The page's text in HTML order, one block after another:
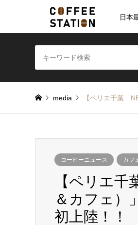
日本
media 【ペリエ千葉
コーヒーニュース カフ
【ペリエ
＆カフェ）
初上陸！！